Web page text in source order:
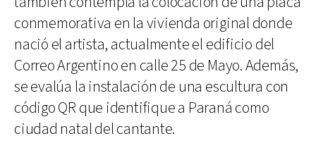
conmemorativa en la vivienda original donde
nació el artista, actualmente el edificio del
Correo Argentino en calle 25 de Mayo. Además,
se evalúa la instalación de una escultura con
código QR que identifique a Paraná como
ciudad natal del cantante.